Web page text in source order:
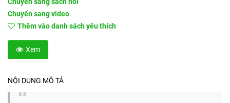
Chuyển sang sách nói
Chuyển sang video
Thêm vào danh sách yêu thích
Xem
NỘI DUNG MÔ TẢ